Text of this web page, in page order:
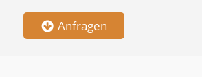
Anfragen